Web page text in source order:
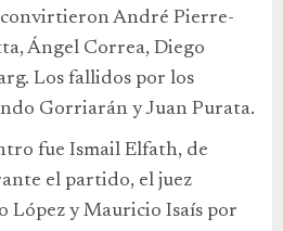
André Pierre-
Ángel Correa, Diego
Los fallidos por los
Gorriarán y Juan Purata.
fue Ismail Elfath, de
el partido, el juez
López y Mauricio Isaís por